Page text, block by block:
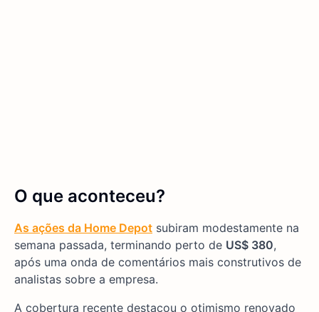
O que aconteceu?
As ações da Home Depot subiram modestamente na
semana passada, terminando perto de US$ 380,
após uma onda de comentários mais construtivos de
analistas sobre a empresa.
A cobertura recente destacou o otimismo renovado